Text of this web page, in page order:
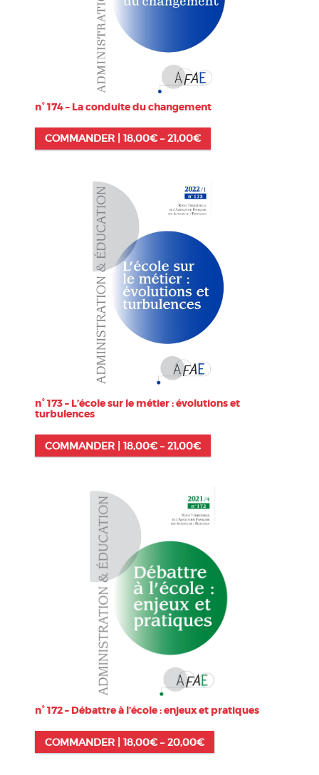
n° 174 – La conduite du changement
COMMANDER | 18,00€–21,00€
n° 173 – L’école sur le métier : évolutions et
turbulences
COMMANDER | 18,00€–21,00€
n° 172 – Débattre à l’école : enjeux et pratiques
COMMANDER | 18,00€–20,00€